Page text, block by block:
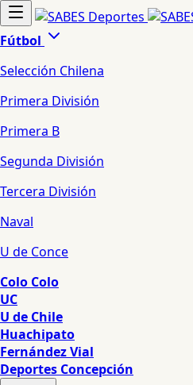
Fútbol
Selección Chilena
Primera División
Primera B
Segunda División
Tercera División
Naval
U de Conce
Colo Colo
UC
U de Chile
Huachipato
Fernández Vial
Deportes Concepción